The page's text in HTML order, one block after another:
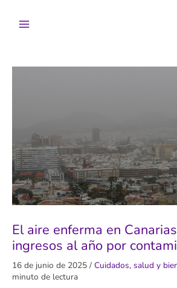
El aire enferma en
ingresos al año por
16 de junio de 2025 / Cuidados, salud y
minuto de lectura